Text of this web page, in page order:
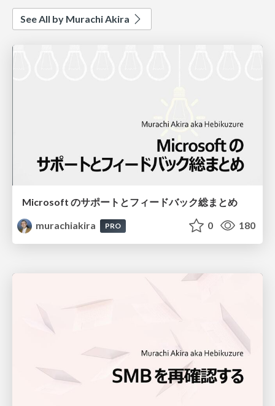
See All by Murachi Akira
Microsoft のサポートとフィードバック総まとめ
murachiakira
PRO 0 180